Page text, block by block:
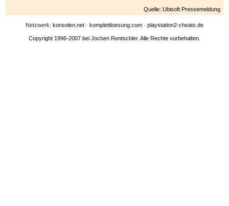
Quelle: Ubisoft Pressemeldung
Netzwerk: konsolen.net · komplettloesung.com · playstation2-cheats.de
Copyright 1996-2007 bei Jochen Rentschler. Alle Rechte vorbehalten.